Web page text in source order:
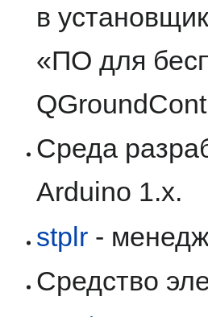
в
«ПО для
Среда
Arduino 1.x.
stplr -
Средство